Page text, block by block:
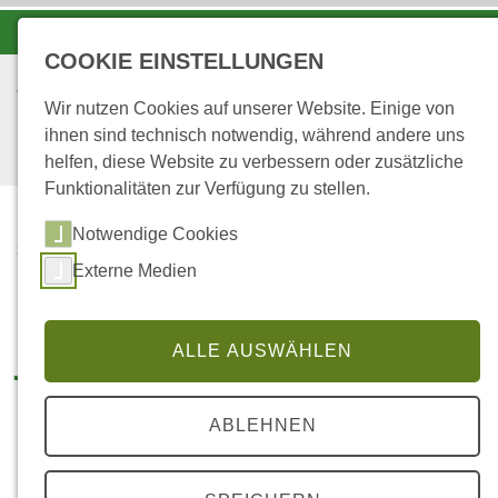
STARTSEITE
...
PFLANZAKTION
Junge Beraterinnen und
Berater forsten
ehrenamtlich im Stadtwald
COOKIE EINSTELLUNGEN
Wir nutzen Cookies auf unserer Website. Einige von
ihnen sind technisch notwendig, während andere uns
helfen, diese Website zu verbessern oder zusätzliche
Funktionalitäten zur Verfügung zu stellen.
Notwendige Cookies
Externe Medien
ALLE AUSWÄHLEN
ABLEHNEN